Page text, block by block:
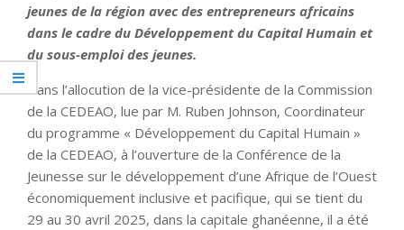
jeunes de la région avec des entrepreneurs africains
dans le cadre du Développement du Capital Humain et
du sous-emploi des jeunes.
Dans l’allocution de la vice-présidente de la Commission
de la CEDEAO, lue par M. Ruben Johnson, Coordinateur
du programme « Développement du Capital Humain »
de la CEDEAO, à l’ouverture de la Conférence de la
Jeunesse sur le développement d’une Afrique de l’Ouest
économiquement inclusive et pacifique, qui se tient du
29 au 30 avril 2025, dans la capitale ghanéenne, il a été